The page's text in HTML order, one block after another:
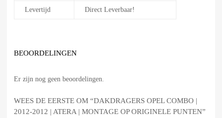
Levertijd Direct Leverbaar!
BEOORDELINGEN
Er zijn nog geen beoordelingen.
WEES DE EERSTE OM “DAKDRAGERS OPEL COMBO |
2012-2012 | ATERA | MONTAGE OP ORIGINELE PUNTEN”